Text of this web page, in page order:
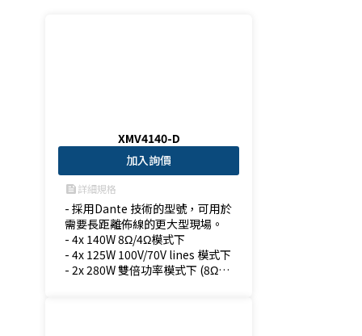
XMV4140-D
加入詢價
feed詳細規格
- 採用Dante 技術的型號，可用於
需要長距離佈線的更大型現場。
- 4x 140W 8Ω/4Ω模式下
- 4x 125W 100V/70V lines 模式下
- 2x 280W 雙倍功率模式下 (8Ω/4